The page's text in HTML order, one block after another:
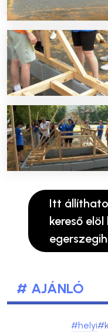
Itt
kereső
# AJÁNLÓ
#helyi